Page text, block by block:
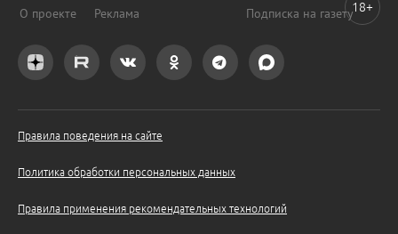
О проекте Реклама Подписка на газету
Правила поведения на сайте
Политика обработки персональных данных
Правила применения рекомендательных технологий
18+